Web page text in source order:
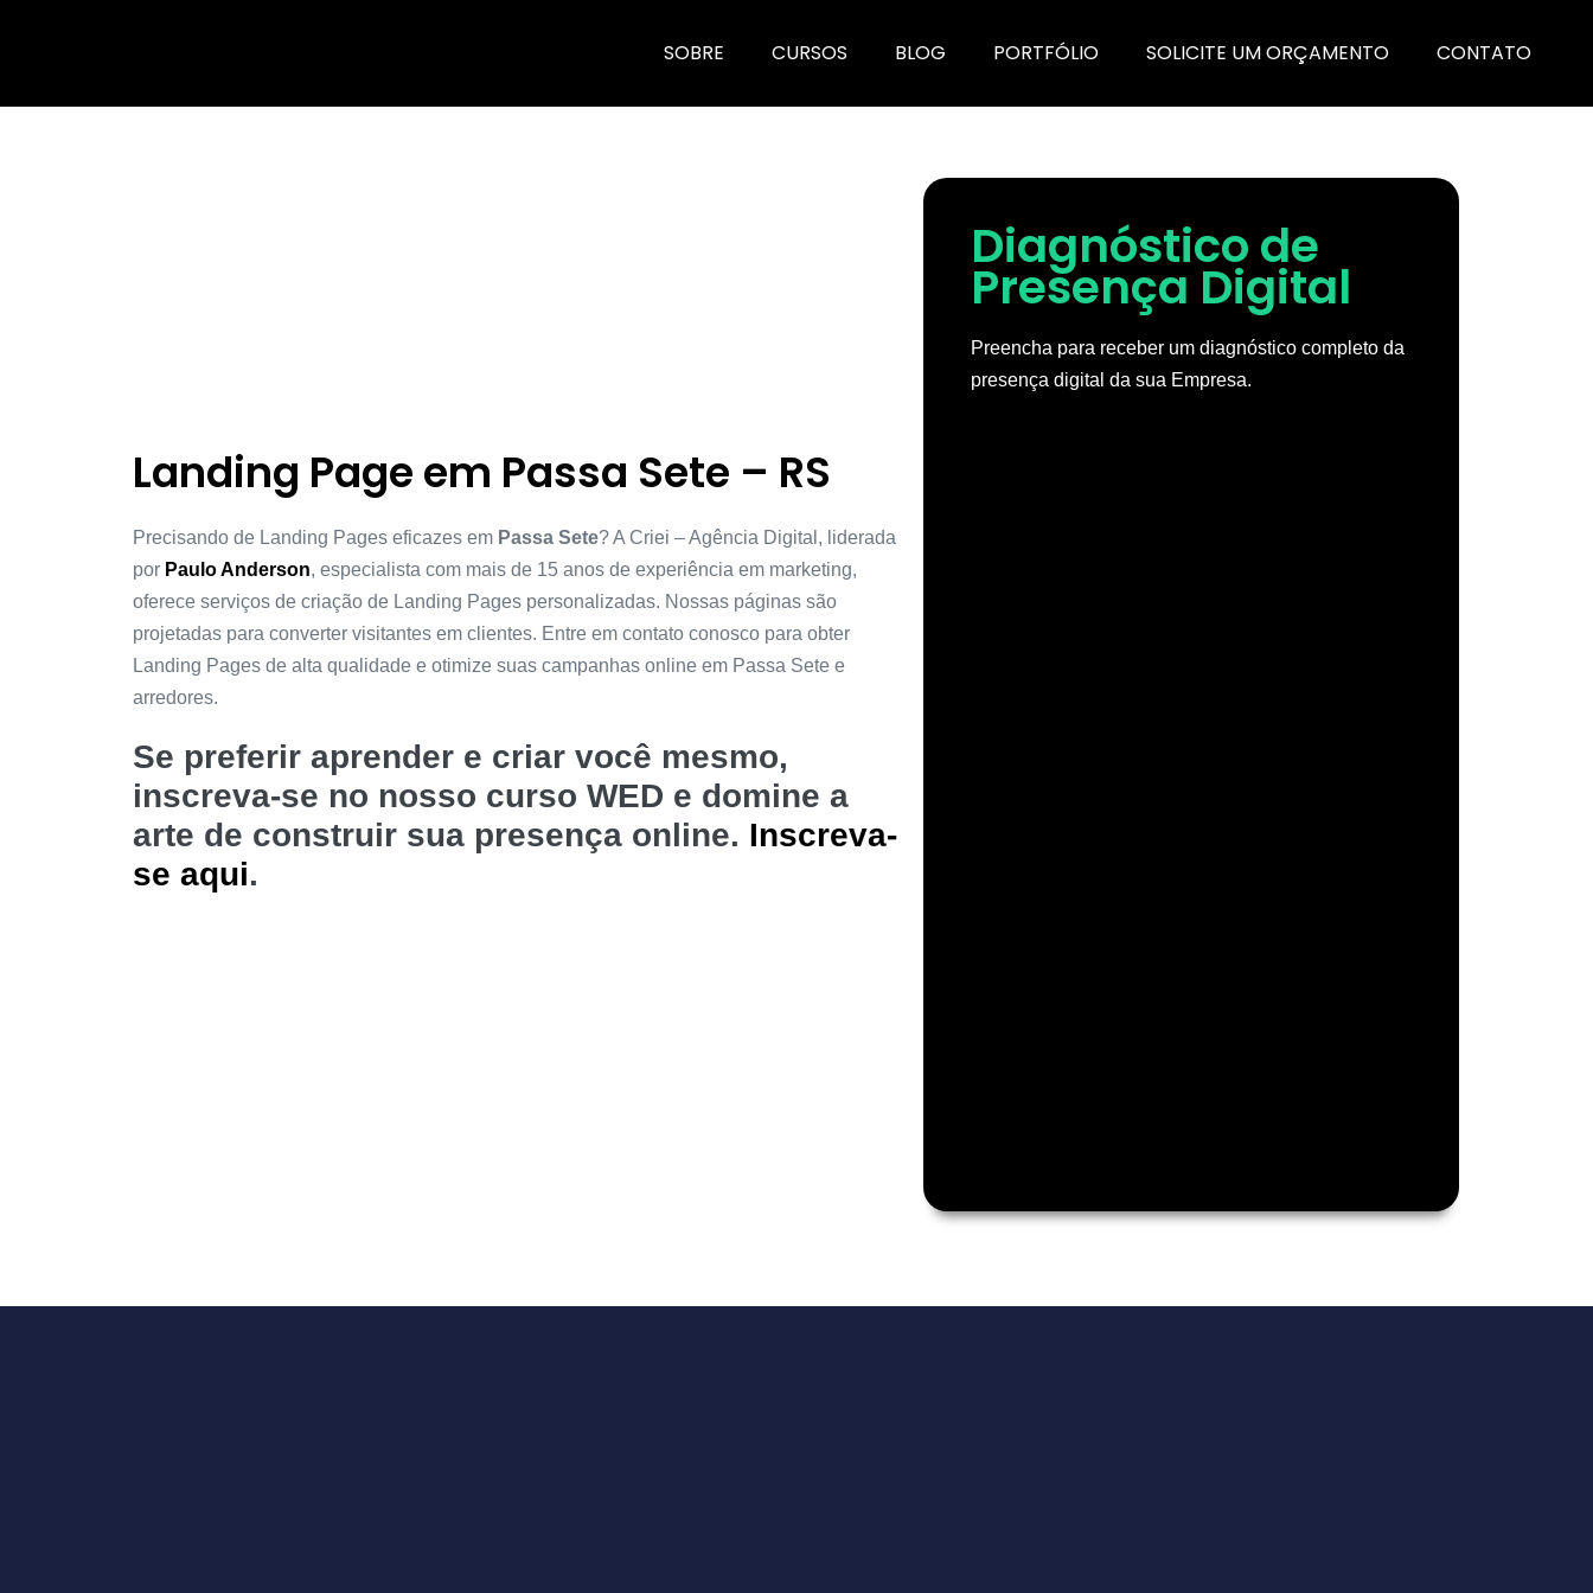
SOBRE CURSOS BLOG PORTFÓLIO SOLICITE UM ORÇAMENTO CONTATO
Landing Page em Passa Sete – RS
Precisando de Landing Pages eficazes em Passa Sete? A Criei – Agência Digital, liderada
por Paulo Anderson, especialista com mais de 15 anos de experiência em marketing,
oferece serviços de criação de Landing Pages personalizadas. Nossas páginas são
projetadas para converter visitantes em clientes. Entre em contato conosco para obter
Landing Pages de alta qualidade e otimize suas campanhas online em Passa Sete e
arredores.
Se preferir aprender e criar você mesmo,
inscreva-se no nosso curso WED e domine a
arte de construir sua presença online. Inscreva-
se aqui.
Diagnóstico de
Presença Digital
Preencha para receber um diagnóstico completo da
presença digital da sua Empresa.